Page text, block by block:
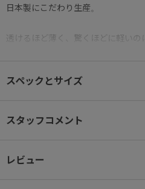
日本製にこだわり生産。
透けるほど薄く、驚くほどに軽いの
髪の毛の約3分の1しかない極細糸
スペックとサイズ
スタッフコメント
レビュー